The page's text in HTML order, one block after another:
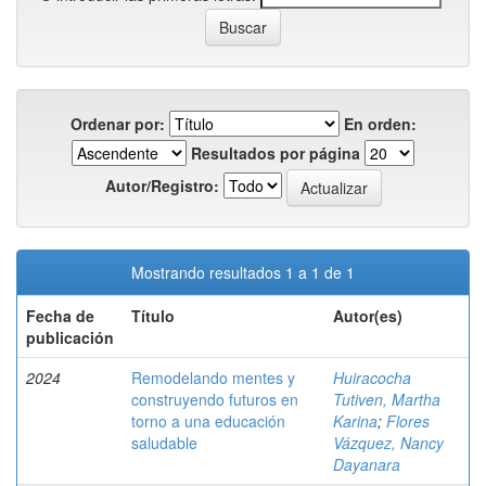
Ordenar por:
En orden:
Resultados por página
Autor/Registro:
Mostrando resultados 1 a 1 de 1
Fecha de
publicación
Título Autor(es)
2024
Remodelando mentes y
construyendo futuros en
torno a una educación
saludable
Huiracocha
Tutiven, Martha
Karina; Flores
Vázquez, Nancy
Dayanara